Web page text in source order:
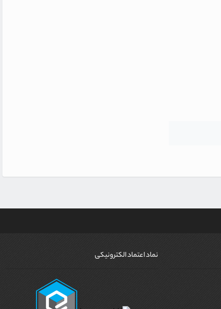
نماد اعتماد الکترونیکی